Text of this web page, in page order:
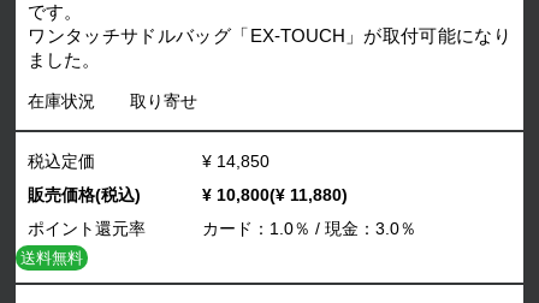
です。
ワンタッチサドルバッグ「EX-TOUCH」が取付可能になり
ました。
在庫状況 取り寄せ
税込定価
¥ 14,850
販売価格(税込)
¥ 10,800(¥ 11,880)
ポイント還元率
カード：1.0％ / 現金：3.0％
送料無料